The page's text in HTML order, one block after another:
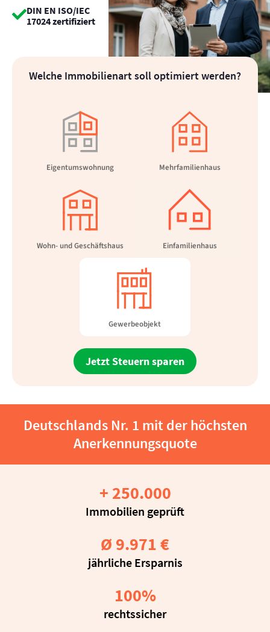
DIN EN ISO/IEC
17024 zertifiziert
Welche Immobilienart soll optimiert werden?
Eigentumswohnung Mehrfamilienhaus
Wohn- und Geschäftshaus Einfamilienhaus
Gewerbeobjekt
Jetzt Steuern sparen
Deutschlands Nr. 1 mit der höchsten
Anerkennungsquote
Immobilien geprüft
+ 250.000
jährliche Ersparnis
Ø 9.971 €
rechtssicher
100%